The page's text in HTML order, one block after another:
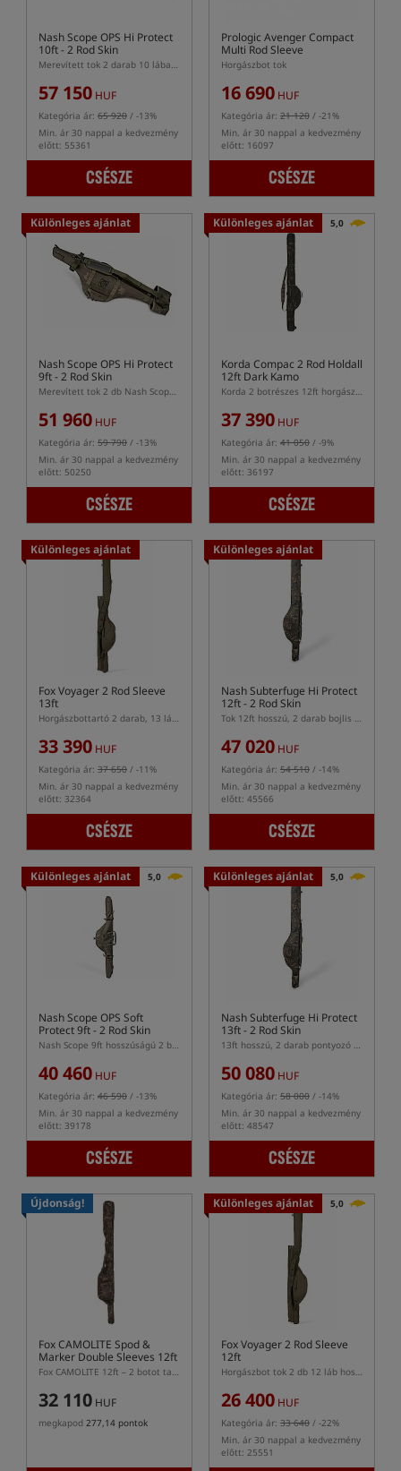
Nash Scope OPS Hi Protect
10ft - 2 Rod Skin
Merevített tok 2 darab 10 lábas Nash Scope bothoz
57 150 HUF
Kategória ár: 65 920 / -13%
Min. ár 30 nappal a kedvezmény
előtt: 55361
CSÉSZE
Prologic Avenger Compact
Multi Rod Sleeve
Horgászbot tok
16 690 HUF
Kategória ár: 21 120 / -21%
Min. ár 30 nappal a kedvezmény
előtt: 16097
CSÉSZE
Különleges ajánlat
Nash Scope OPS Hi Protect
9ft - 2 Rod Skin
Merevített tok 2 db Nash Scope 9ft hosszú bothoz
51 960 HUF
Kategória ár: 59 790 / -13%
Min. ár 30 nappal a kedvezmény
előtt: 50250
CSÉSZE
Különleges ajánlat 5,0
Korda Compac 2 Rod Holdall
12ft Dark Kamo
Korda 2 botrészes 12ft horgászbot tok Dark Kamo színben
37 390 HUF
Kategória ár: 41 050 / -9%
Min. ár 30 nappal a kedvezmény
előtt: 36197
CSÉSZE
Különleges ajánlat
Fox Voyager 2 Rod Sleeve
13ft
Horgászbottartó 2 darab, 13 láb hosszú bothoz
33 390 HUF
Kategória ár: 37 650 / -11%
Min. ár 30 nappal a kedvezmény
előtt: 32364
CSÉSZE
Különleges ajánlat
Nash Subterfuge Hi Protect
12ft - 2 Rod Skin
Tok 12ft hosszú, 2 darab bojlis bot számára készült tok
47 020 HUF
Kategória ár: 54 510 / -14%
Min. ár 30 nappal a kedvezmény
előtt: 45566
CSÉSZE
Különleges ajánlat 5,0
Nash Scope OPS Soft
Protect 9ft - 2 Rod Skin
Nash Scope 9ft hosszúságú 2 botos tok
40 460 HUF
Kategória ár: 46 590 / -13%
Min. ár 30 nappal a kedvezmény
előtt: 39178
CSÉSZE
Különleges ajánlat 5,0
Nash Subterfuge Hi Protect
13ft - 2 Rod Skin
13ft hosszú, 2 darab pontyozó bothoz való botzsák
50 080 HUF
Kategória ár: 58 000 / -14%
Min. ár 30 nappal a kedvezmény
előtt: 48547
CSÉSZE
Újdonság!
Fox CAMOLITE Spod &
Marker Double Sleeves 12ft
Fox CAMOLITE 12ft – 2 botot tartó tok fenekező és jelölőbotokhoz
32 110 HUF
megkapod 277,14 pontok
Különleges ajánlat 5,0
Fox Voyager 2 Rod Sleeve
12ft
Horgászbot tok 2 db 12 láb hosszú bot számára
26 400 HUF
Kategória ár: 33 640 / -22%
Min. ár 30 nappal a kedvezmény
előtt: 25551